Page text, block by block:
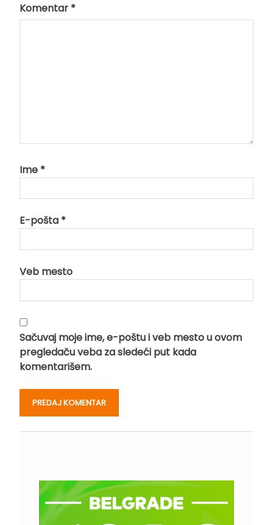
Komentar *
Ime *
E-pošta *
Veb mesto
Sačuvaj moje ime, e-poštu i veb mesto u ovom
pregledaču veba za sledeći put kada
komentarišem.